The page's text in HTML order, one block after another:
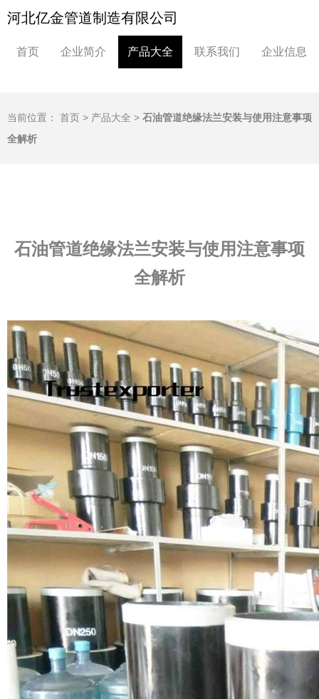
河北亿金管道制造有限公司
首页 企业简介 产品大全 联系我们 企业信息
当前位置： 首页 > 产品大全 > 石油管道绝缘法兰安装与使用注意事项
全解析
石油管道绝缘法兰安装与使用注意事项
全解析